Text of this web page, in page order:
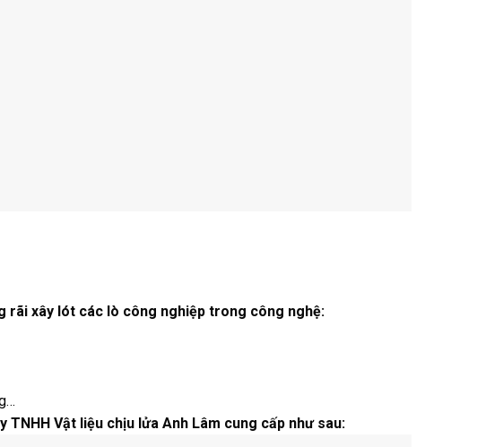
rãi xây lót các lò công nghiệp trong công nghệ:
Vật liệu chịu lửa Anh Lâm cung cấp như sau: